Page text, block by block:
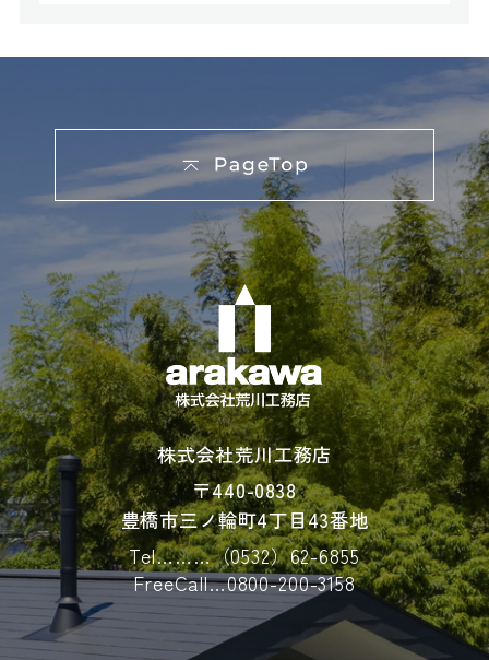
ユーザーが検索された検索キーワード，ご利用日
別，職業，年齢，ユーザーのIPアドレス，クッキ
ー情報，位置情報，端末の個体識別情報などを指
します。
第２条（プライバシー情報の収集方法）
当社は，ユーザーが利用登録をする際に氏名，生
年月日，住所，電話番号，メールアドレス，銀行
口座番号，クレジットカード番号，運転免許証番
号などの個人情報をお尋ねすることがあります。
また，ユーザーと提携先などとの間でなされたユ
ーザーの個人情報を含む取引記録や，決済に関す
る情報を当社の提携先（情報提供元，広告主，広
告配信先などを含みます。以下，｢提携先｣といい
ます。）などから収集することがあります。
当社は，ユーザーについて，利用したサービスや
ソフトウエア，購入した商品，閲覧したページや
広告の履歴，検索した検索キーワード，利用日
時，利用方法，利用環境（携帯端末を通じてご利
用の場合の当該端末の通信状態，利用に際しての
各種設定情報なども含みます），IPアドレス，ク
ッキー情報，位置情報，端末の個体識別情報など
の履歴情報および特性情報を，ユーザーが当社や
株式会社荒川工務店
〒440-0838
豊橋市三ノ輪町4丁目43番地
Tel………（0532）62-6855
FreeCall…0800-200-3158